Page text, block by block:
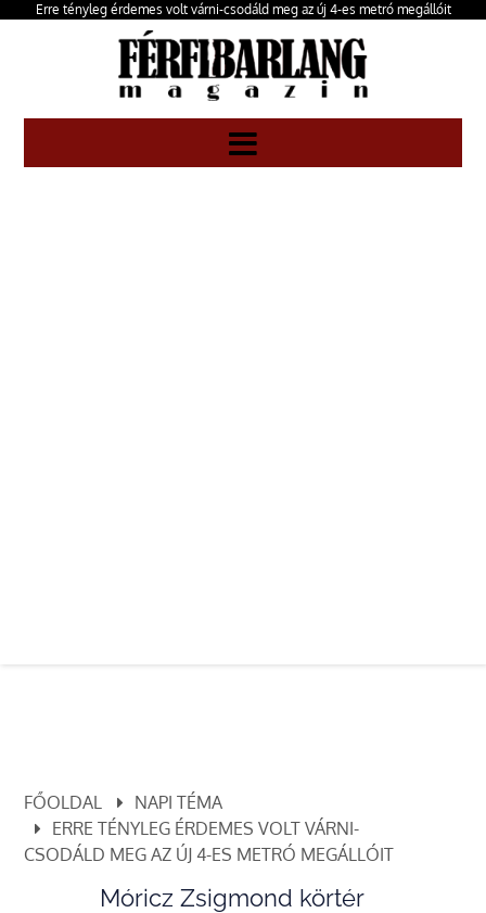
Erre tényleg érdemes volt várni-csodáld meg az új 4-es metró megállóit
FŐOLDAL
NAPI TÉMA
ERRE TÉNYLEG ÉRDEMES VOLT VÁRNI-
CSODÁLD MEG AZ ÚJ 4-ES METRÓ MEGÁLLÓIT
Móricz Zsigmond körtér